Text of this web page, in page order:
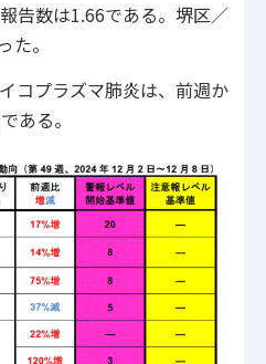
告数は1.66である。堺区／
た。
コプラズマ肺炎は、前週か
ある。